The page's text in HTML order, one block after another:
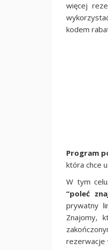
więcej
kodem
Program
która chce
W tym
“poleć
prywatny
Znajomy,
rezerwacje